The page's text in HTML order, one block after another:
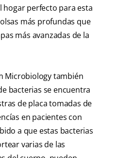
hogar perfecto para esta
más profundas que
más avanzadas de la
Microbiology también
bacterias se encuentra
de placa tomadas de
en pacientes con
a que estas bacterias
varias de las